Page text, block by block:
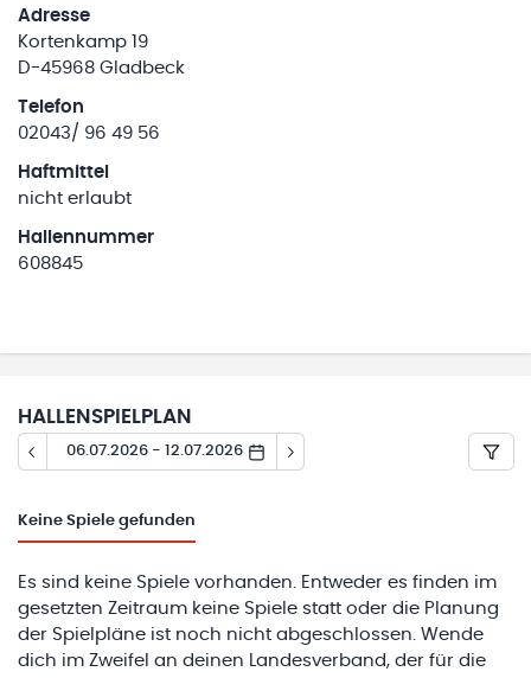
Adresse
Kortenkamp 19
D-45968 Gladbeck
Telefon
02043/ 96 49 56
Haftmittel
nicht erlaubt
Hallennummer
608845
HALLENSPIELPLAN
06.07.2026 - 12.07.2026
Keine Spiele gefunden
Es sind keine Spiele vorhanden. Entweder es finden im
gesetzten Zeitraum keine Spiele statt oder die Planung
der Spielpläne ist noch nicht abgeschlossen. Wende
dich im Zweifel an deinen Landesverband, der für die